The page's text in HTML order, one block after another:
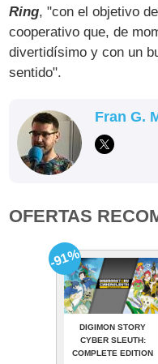
Ring, "con el objetivo
cooperativo que, de
divertidísimo y con un
sentido".
Fran G.
OFERTAS
DIGIMON STORY
CYBER SLEUTH:
COMPLETE EDITION
-91%